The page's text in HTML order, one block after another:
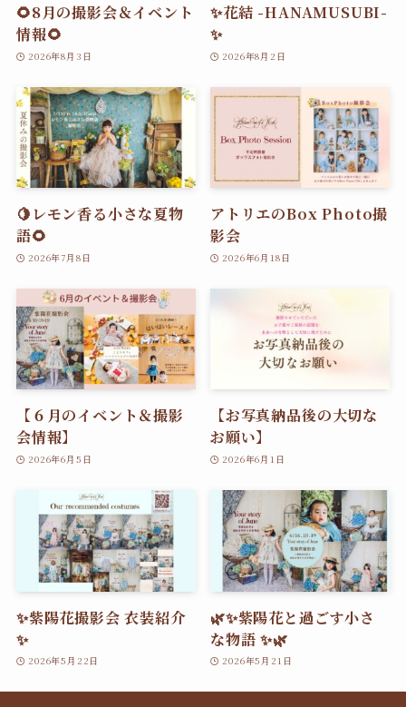
🌻8月の撮影会＆イベント
情報🌻
2026年8月3日
✨花結 -HANAMUSUBI-
✨
2026年8月2日
🍋レモン香る小さな夏物
語🌻
2026年7月8日
アトリエのBox Photo撮
影会
2026年6月18日
【６月のイベント＆撮影
会情報】
2026年6月5日
【お写真納品後の大切な
お願い】
2026年6月1日
✨紫陽花撮影会 衣装紹介
✨
2026年5月22日
🌿✨紫陽花と過ごす小さ
な物語 ✨🌿
2026年5月21日